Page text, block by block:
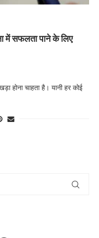
में सफलता पाने के लिए
होना चाहता है। यानी हर कोई